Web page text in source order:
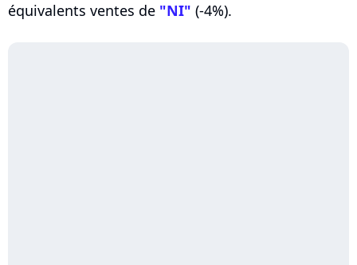
équivalents ventes de "NI" (-4%).